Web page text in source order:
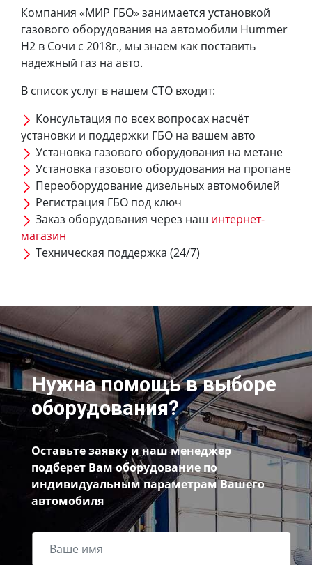
Компания «МИР ГБО» занимается установкой
газового оборудования на автомобили Hummer
H2 в Сочи с 2018г., мы знаем как поставить
надежный газ на авто.
В список услуг в нашем СТО входит:
Консультация по всех вопросах насчёт
установки и поддержки ГБО на вашем авто
Установка газового оборудования на метане
Установка газового оборудования на пропане
Переоборудование дизельных автомобилей
Регистрация ГБО под ключ
Заказ оборудования через наш интернет-
магазин
Техническая поддержка (24/7)
Нужна помощь в выборе
оборудования?
Оставьте заявку и наш менеджер
подберет Вам оборудование по
индивидуальным параметрам Вашего
автомобиля